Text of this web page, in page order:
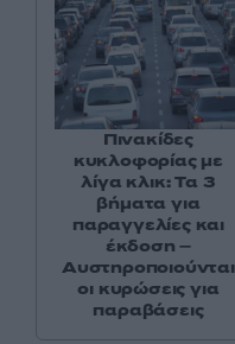
Πινακίδες
κυκλοφορίας με
λίγα κλικ: Τα 3
βήματα για
παραγγελίες και
έκδοση –
Αυστηροποιούνται
οι κυρώσεις για
παραβάσεις